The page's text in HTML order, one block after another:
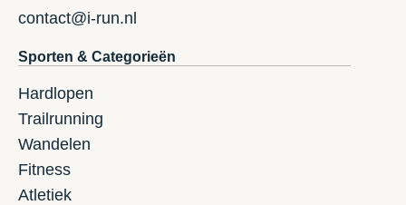
contact@i-run.nl
Sporten & Categorieën
Hardlopen
Trailrunning
Wandelen
Fitness
Atletiek